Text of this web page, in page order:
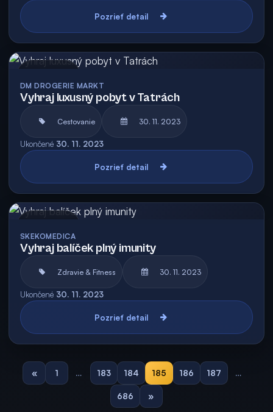
Pozrieť detail
DM DROGERIE MARKT
Vyhraj luxusný pobyt v Tatrách
Cestovanie 30. 11. 2023
Ukončené 30. 11. 2023
Pozrieť detail
SKEKOMEDICA
Vyhraj balíček plný imunity
Zdravie & Fitness 30. 11. 2023
Ukončené 30. 11. 2023
Pozrieť detail
« 1 … 183 184 185 186 187 …
686 »